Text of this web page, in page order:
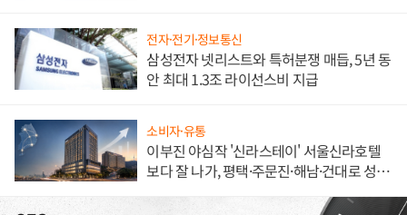
전자·전기·정보통신
삼성전자 넷리스트와 특허분쟁 매듭, 5년 동
안 최대 1.3조 라이선스비 지급
소비자·유통
이부진 야심작 '신라스테이' 서울신라호텔
보다 잘 나가, 평택·주문진·해남·건대로 성